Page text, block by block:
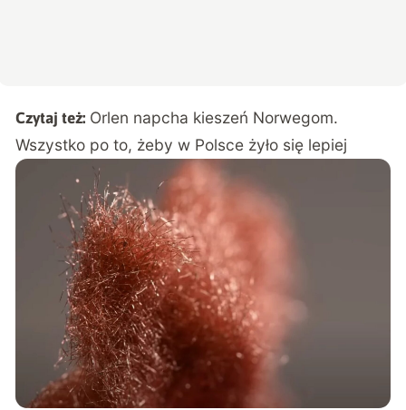
Czytaj też: Orlen napcha kieszeń Norwegom.
Wszystko po to, żeby w Polsce żyło się lepiej